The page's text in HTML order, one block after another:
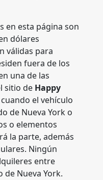
en esta página son
dólares
válidas para
fuera de los
una de las
sitio de Happy
el vehículo
de Nueva York o
o elementos
la parte, además
Ningún
entre
de Nueva York.